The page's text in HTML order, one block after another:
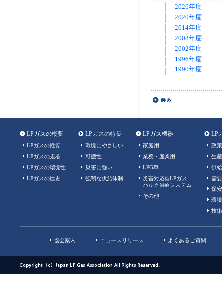
2026年度
2020年度
2014年度
2008年度
2002年度
1996年度
1990年度
LPガスの概要
LPガスの性質
LPガスの規格
LPガスの環境性
LPガスの歴史
LPガスの特長
環境にやさしい
可搬性
災害に強い
強靭な供給体制
LPガス機器
家庭用
業務・産業用
LPG車
災害対応型LPガス
バルク供給システム
その他
LP
政
生産
供給
需要
保安
環境
技術
協会案内 ニュースリリース よくあるご質問